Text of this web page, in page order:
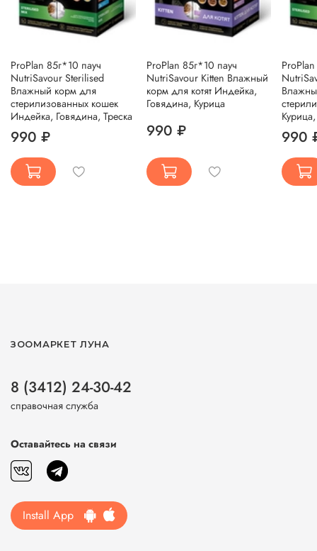
ProPlan 85г*10 пауч
NutriSavour Sterilised
Влажный корм для
стерилизованных кошек
Индейка, Говядина, Треска
990 ₽
ProPlan 85г*10 пауч
NutriSavour Kitten Влажный
корм для котят Индейка,
Говядина, Курица
990 ₽
Курица,
990
ЗООМАРКЕТ ЛУНА
8 (3412) 24-30-42
справочная служба
Оставайтесь на связи
Install App